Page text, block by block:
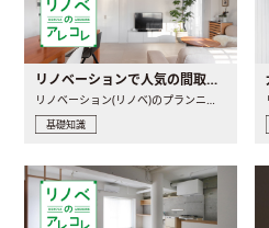
リノベーションで人気の間取りとは？トレンドの間取りと実例を徹底解説
リノベーション(リノベ)のプランニングで一番最初に決めるのは..
基礎知識